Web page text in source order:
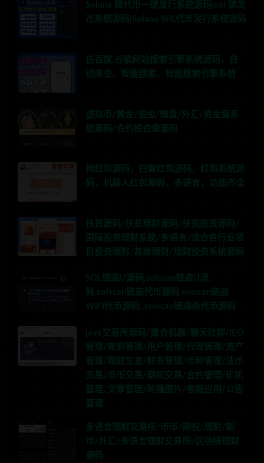
Solana 链代币一键发行系统源码|sol 链发
币系统源码|Solana SPL代币发行系统源码
仿百度,谷歌网站搜索引擎系统源码，自
动爬虫、智能搜索，智能搜索引擎系统
虚拟币/黄金/铂金/微盘/外汇/资金盘系
统源码/合约综合盘源码
抢红包源码，扫雷红包源码，红包系统源
码，机器人红包源码，多语言，功能齐全
扶贫源码/扶贫理财源码/扶贫投资源码/
国际投资理财系统/多语言/适合各行业项
目投资理财/基金理财/理财投资系统源码
SOL链盗U源码,solscan链盗U源
码,solscan链盗代币源码,solscan链盗
WIFI代币源码,,solscan链通杀代币源码
java交易所源码/撮合机器/聊天社群/IEO
管理/签到管理/用户管理/代理管理/资产
管理/理财生息/财务管理/币种管理/法币
交易/币币交易/期权交易/合约管理/矿机
管理/文章管理/轮播图片/客服应用/公告
管理
多语言理财交易所/币币/期权/理财/新
币/外汇/多语言理财交易所/区块链理财
源码